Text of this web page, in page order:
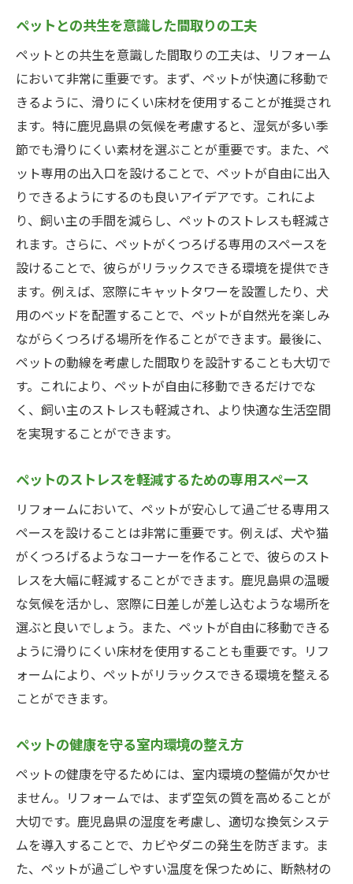
ペットとの共生を意識した間取りの工夫
ペットとの共生を意識した間取りの工夫は、リフォーム
において非常に重要です。まず、ペットが快適に移動で
きるように、滑りにくい床材を使用することが推奨され
ます。特に鹿児島県の気候を考慮すると、湿気が多い季
節でも滑りにくい素材を選ぶことが重要です。また、ペ
ット専用の出入口を設けることで、ペットが自由に出入
りできるようにするのも良いアイデアです。これによ
り、飼い主の手間を減らし、ペットのストレスも軽減さ
れます。さらに、ペットがくつろげる専用のスペースを
設けることで、彼らがリラックスできる環境を提供でき
ます。例えば、窓際にキャットタワーを設置したり、犬
用のベッドを配置することで、ペットが自然光を楽しみ
ながらくつろげる場所を作ることができます。最後に、
ペットの動線を考慮した間取りを設計することも大切で
す。これにより、ペットが自由に移動できるだけでな
く、飼い主のストレスも軽減され、より快適な生活空間
を実現することができます。
ペットのストレスを軽減するための専用スペース
リフォームにおいて、ペットが安心して過ごせる専用ス
ペースを設けることは非常に重要です。例えば、犬や猫
がくつろげるようなコーナーを作ることで、彼らのスト
レスを大幅に軽減することができます。鹿児島県の温暖
な気候を活かし、窓際に日差しが差し込むような場所を
選ぶと良いでしょう。また、ペットが自由に移動できる
ように滑りにくい床材を使用することも重要です。リフ
ォームにより、ペットがリラックスできる環境を整える
ことができます。
ペットの健康を守る室内環境の整え方
ペットの健康を守るためには、室内環境の整備が欠かせ
ません。リフォームでは、まず空気の質を高めることが
大切です。鹿児島県の湿度を考慮し、適切な換気システ
ムを導入することで、カビやダニの発生を防ぎます。ま
た、ペットが過ごしやすい温度を保つために、断熱材の